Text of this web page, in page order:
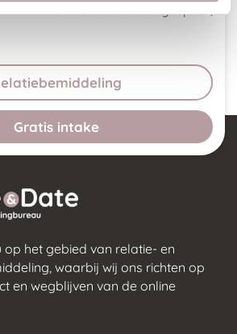
Gratis intake
het gebied van relatie- en
waarbij wij ons richten op
en wegblijven van de online